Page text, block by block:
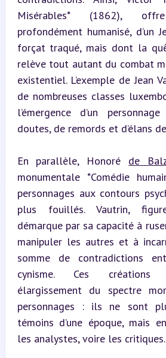
Misérables* (1862),
profondément humanisé, d’un
forçat traqué, mais dont la
relève tout autant du combat
existentiel. L’exemple de Jean
de nombreuses classes
l’émergence d’un
doutes, de remords et d’élans
En parallèle, Honoré de
monumentale *Comédie
personnages aux contours
plus fouillés. Vautrin,
démarque par sa capacité à
manipuler les autres et à
somme de contradictions
cynisme. Ces créations
élargissement du spectre
personnages : ils ne sont
témoins d’une époque, mais
les analystes, voire les critiques.